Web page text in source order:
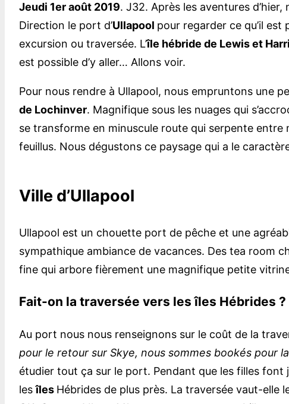
Jeudi 1er août 2019. J32. Après les aventures
Direction le port d’Ullapool pour regarder ce qu’il est
excursion ou traversée. L’île hébride de Lewis et
est possible d’y aller… Allons voir.
Pour nous rendre à Ullapool, nous empruntons une
de Lochinver. Magnifique sous les nuages qui
se transforme en minuscule route qui serpente
feuillus. Nous dégustons ce paysage qui a le
Ville d’Ullapool
Ullapool est un chouette port de pêche et une
sympathique ambiance de vacances. Des tea room
fine qui arbore fièrement une magnifique petite
Fait-on la traversée vers les îles Hébrides ?
Au port nous nous renseignons sur le coût de la
pour le retour sur Skye, nous sommes bookés pour
étudier tout ça sur le port. Pendant que les filles
lesîles Hébrides de plus près. La traversée vaut-elle